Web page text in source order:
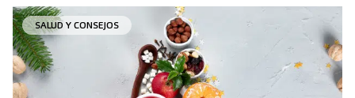
diarios sumen grandes beneficios para tu bienestar físico y
mental.SALUD Y CONSEJOS